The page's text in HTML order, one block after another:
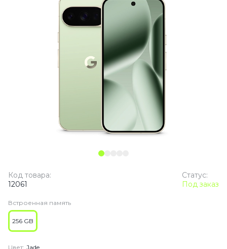
Статус:
Под заказ
Код товара:
12061
Встроенная память
256 GB
Цвет: Jade